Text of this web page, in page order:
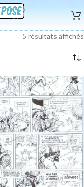
5 résultats affichés